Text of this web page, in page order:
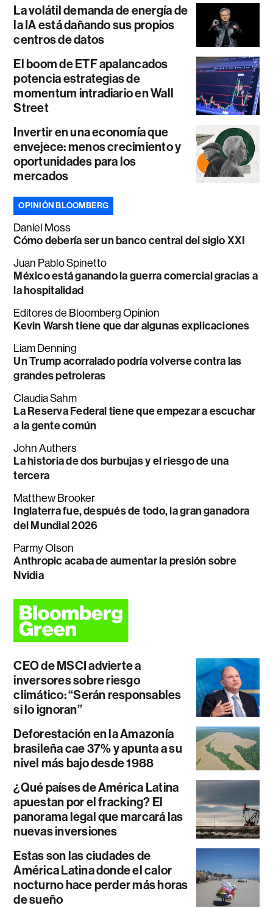
La volátil demanda de energía de
la IA está dañando sus propios
centros de datos
El boom de ETF apalancados
potencia estrategias de
momentum intradiario en Wall
Street
Invertir en una economía que
envejece: menos crecimiento y
oportunidades para los
mercados
OPINIÓN BLOOMBERG
Daniel Moss
Cómo debería ser un banco central del siglo XXI
Juan Pablo Spinetto
México está ganando la guerra comercial gracias a
la hospitalidad
Editores de Bloomberg Opinion
Kevin Warsh tiene que dar algunas explicaciones
Liam Denning
Un Trump acorralado podría volverse contra las
grandes petroleras
Claudia Sahm
La Reserva Federal tiene que empezar a escuchar
a la gente común
John Authers
La historia de dos burbujas y el riesgo de una
tercera
Matthew Brooker
Inglaterra fue, después de todo, la gran ganadora
del Mundial 2026
Parmy Olson
Anthropic acaba de aumentar la presión sobre
Nvidia
CEO de MSCI advierte a
inversores sobre riesgo
climático: “Serán responsables
si lo ignoran”
Deforestación en la Amazonía
brasileña cae 37% y apunta a su
nivel más bajo desde 1988
¿Qué países de América Latina
apuestan por el fracking? El
panorama legal que marcará las
nuevas inversiones
Estas son las ciudades de
América Latina donde el calor
nocturno hace perder más horas
de sueño